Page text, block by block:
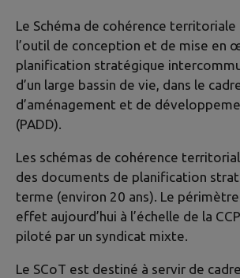
Le Schéma de cohérence territoriale
l’outil de conception et de mise en
planification stratégique
d’un large bassin de vie, dans le
d’aménagement et de
(PADD).
Les schémas de cohérence
des documents de planification
terme (environ 20 ans). Le
effet aujourd’hui à l’échelle de la
piloté par un syndicat mixte.
Le SCoT est destiné à servir de